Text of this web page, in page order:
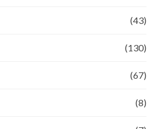
(43)
(130)
(67)
(8)